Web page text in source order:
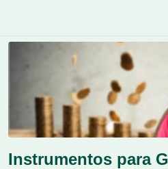
Instrumentos para